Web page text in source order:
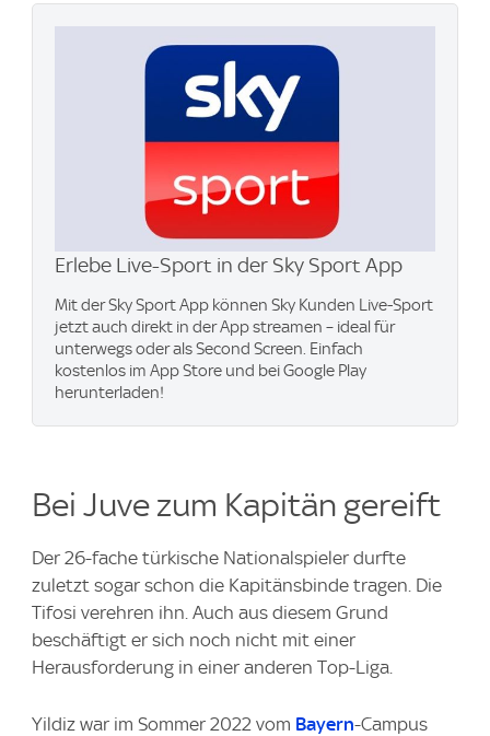
Erlebe Live-Sport in der Sky Sport App
Mit der Sky Sport App können Sky Kunden Live-Sport
jetzt auch direkt in der App streamen – ideal für
unterwegs oder als Second Screen. Einfach
kostenlos im App Store und bei Google Play
herunterladen!
Bei Juve zum Kapitän gereift
Der 26-fache türkische Nationalspieler durfte
zuletzt sogar schon die Kapitänsbinde tragen. Die
Tifosi verehren ihn. Auch aus diesem Grund
beschäftigt er sich noch nicht mit einer
Herausforderung in einer anderen Top-Liga.
Yildiz war im Sommer 2022 vom Bayern-Campus